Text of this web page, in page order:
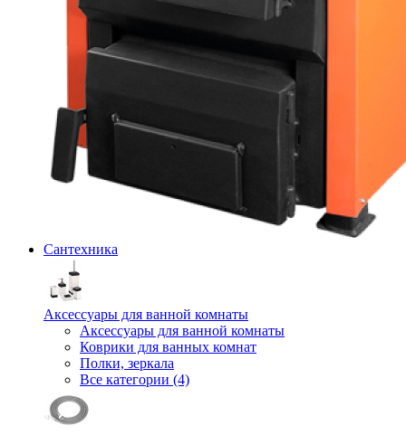
Сантехника
Аксессуары для ванной комнаты
Аксессуары для ванной комнаты
Коврики для ванных комнат
Полки, зеркала
Все категории (4)